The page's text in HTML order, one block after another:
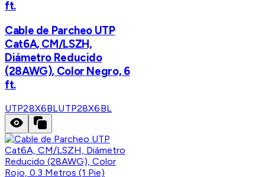
ft.
Cable de Parcheo UTP
Cat6A, CM/LSZH,
Diámetro Reducido
(28AWG), Color Negro, 6
ft.
UTP28X6BLUTP28X6BL